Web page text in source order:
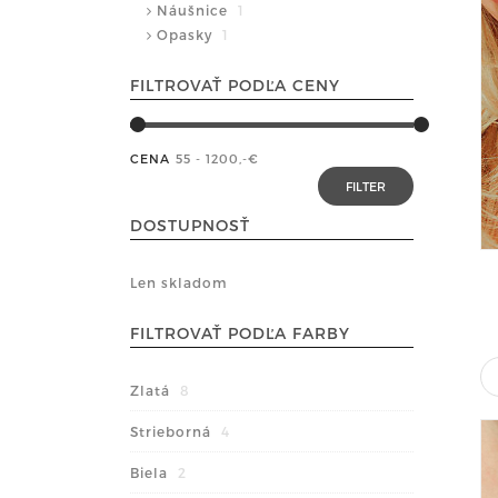
Náušnice
1
Opasky
1
FILTROVAŤ PODĽA CENY
CENA 55 - 1200 ,-€
DOSTUPNOSŤ
Len skladom
FILTROVAŤ PODĽA FARBY
Zlatá 8
Strieborná 4
Biela 2